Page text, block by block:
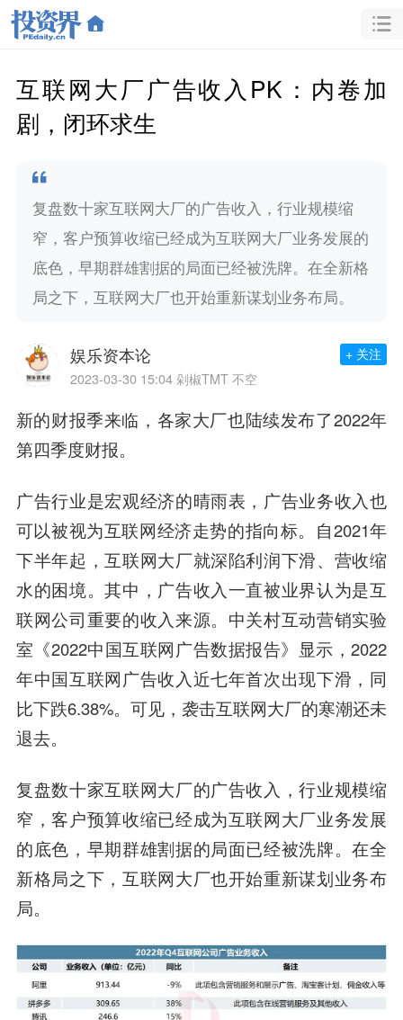
互联网大厂广告收入PK：内卷加
剧，闭环求生
复盘数十家互联网大厂的广告收入，行业规模缩
窄，客户预算收缩已经成为互联网大厂业务发展的
底色，早期群雄割据的局面已经被洗牌。在全新格
局之下，互联网大厂也开始重新谋划业务布局。
娱乐资本论
2023-03-30 15:04 剁椒TMT 不空
+ 关注
新的财报季来临，各家大厂也陆续发布了2022年
第四季度财报。
广告行业是宏观经济的晴雨表，广告业务收入也
可以被视为互联网经济走势的指向标。自2021年
下半年起，互联网大厂就深陷利润下滑、营收缩
水的困境。其中，广告收入一直被业界认为是互
联网公司重要的收入来源。中关村互动营销实验
室《2022中国互联网广告数据报告》显示，2022
年中国互联网广告收入近七年首次出现下滑，同
比下跌6.38%。可见，袭击互联网大厂的寒潮还未
退去。
复盘数十家互联网大厂的广告收入，行业规模缩
窄，客户预算收缩已经成为互联网大厂业务发展
的底色，早期群雄割据的局面已经被洗牌。在全
新格局之下，互联网大厂也开始重新谋划业务布
局。